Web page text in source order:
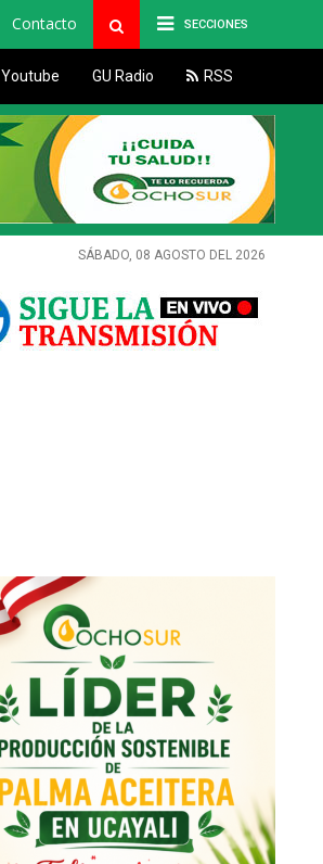
SECCIONES
Contacto
Youtube GU Radio RSS
SÁBADO, 08 AGOSTO DEL 2026